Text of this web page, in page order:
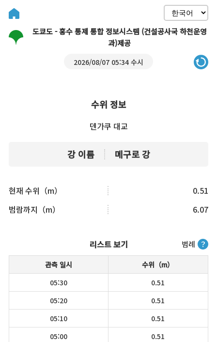
도쿄도 - 홍수 통제 통합 정보시스템 (건설공사국 하천운영
과)제공
2026/08/07 05:34 수시
수위 정보
덴가쿠 대교
강 이름 메구로 강
현재 수위（m）
0.51
범람까지（m）
6.07
범례 ？
리스트 보기
관측 일시
수위（m）
05:30
0.51
05:20
0.51
05:10
0.51
05:00
0.51